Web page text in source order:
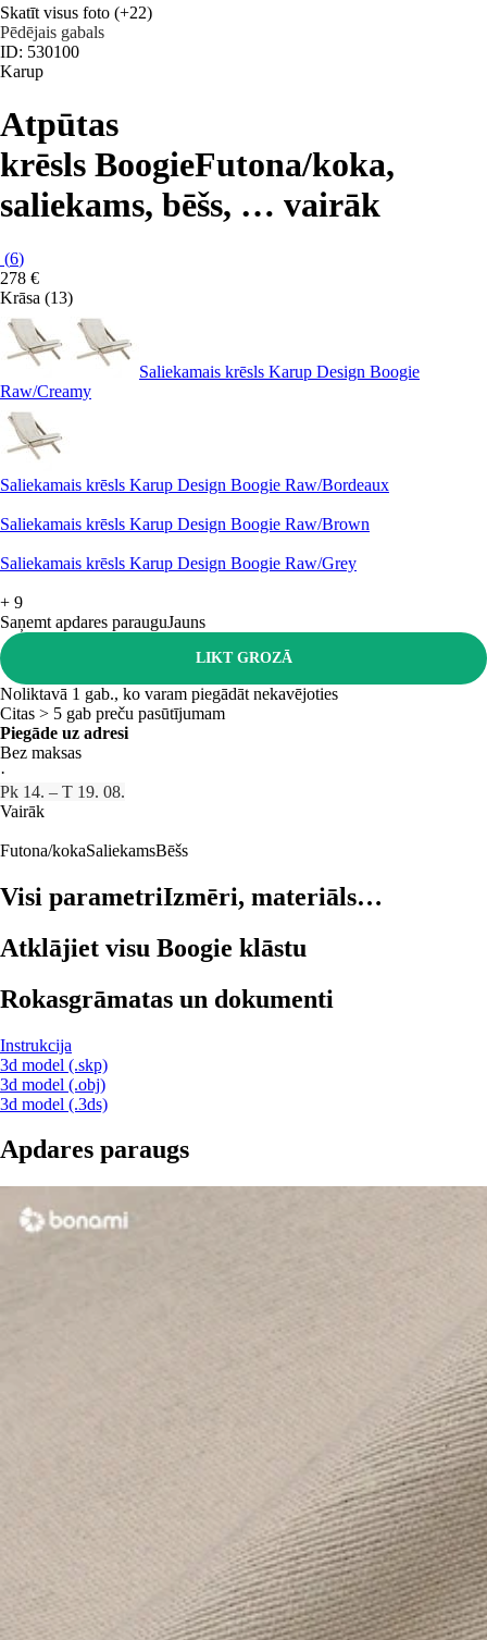
Skatīt visus foto (+22)
Pēdējais gabals
ID: 530100
Karup
Atpūtas
krēsls BoogieFutona/koka,
saliekams, bēšs, … vairāk
(6)
278 €
Krāsa (13)
Saliekamais krēsls Karup Design Boogie
Raw/Creamy
Saliekamais krēsls Karup Design Boogie Raw/Bordeaux
Saliekamais krēsls Karup Design Boogie Raw/Brown
Saliekamais krēsls Karup Design Boogie Raw/Grey
+ 9
Saņemt apdares parauguJauns
LIKT GROZĀ
Noliktavā 1 gab., ko varam piegādāt nekavējoties
Citas > 5 gab preču pasūtījumam
Piegāde uz adresi
Bez maksas
·
Pk 14. – T 19. 08.
Vairāk
Futona/kokaSaliekamsBēšs
Visi parametriIzmēri, materiāls…
Atklājiet visu Boogie klāstu
Rokasgrāmatas un dokumenti
Instrukcija
3d model (.skp)
3d model (.obj)
3d model (.3ds)
Apdares paraugs